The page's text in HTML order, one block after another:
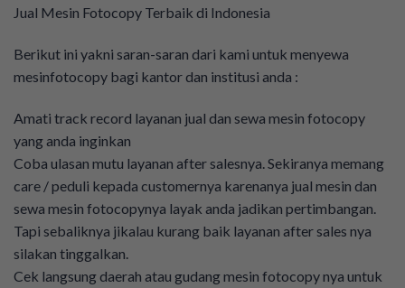
Jual Mesin Fotocopy Terbaik di Indonesia
Berikut ini yakni saran-saran dari kami untuk menyewa
mesinfotocopy bagi kantor dan institusi anda :
Amati track record layanan jual dan sewa mesin fotocopy
yang anda inginkan
Coba ulasan mutu layanan after salesnya. Sekiranya memang
care / peduli kepada customernya karenanya jual mesin dan
sewa mesin fotocopynya layak anda jadikan pertimbangan.
Tapi sebaliknya jikalau kurang baik layanan after sales nya
silakan tinggalkan.
Cek langsung daerah atau gudang mesin fotocopy nya untuk